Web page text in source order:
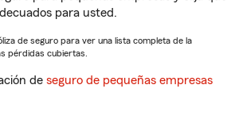
para usted.
de seguro para ver una lista completa de la
pérdidas cubiertas.
de seguro de pequeñas empresas